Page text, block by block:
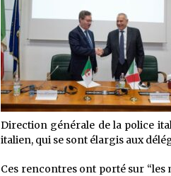
vide
5 ans ago
Direction générale de la police
italien, qui se sont élargis aux
Ces rencontres ont porté sur